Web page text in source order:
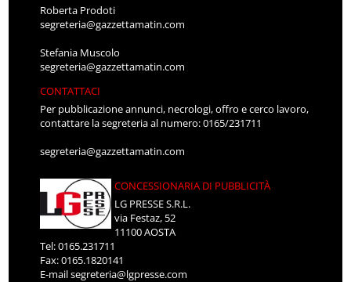
Roberta Prodoti
segreteria@gazzettamatin.com
Stefania Muscolo
segreteria@gazzettamatin.com
CONTATTACI
Per pubblicazione annunci, necrologi, offro e cerco lavoro,
contattare la segreteria al numero: 0165/231711
segreteria@gazzettamatin.com
CONCESSIONARIA DI PUBBLICITÀ
LG PRESSE S.R.L.
via Festaz, 52
11100 AOSTA
Tel: 0165.231711
Fax: 0165.1820141
E-mailsegreteria@lgpresse.com